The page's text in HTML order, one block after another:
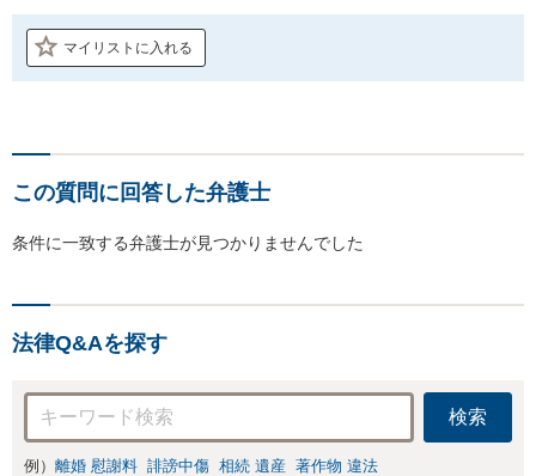
マイリストに入れる
この質問に回答した弁護士
条件に一致する弁護士が見つかりませんでした
法律Q&Aを探す
検索
例） 離婚 慰謝料 誹謗中傷 相続 遺産 著作物 違法